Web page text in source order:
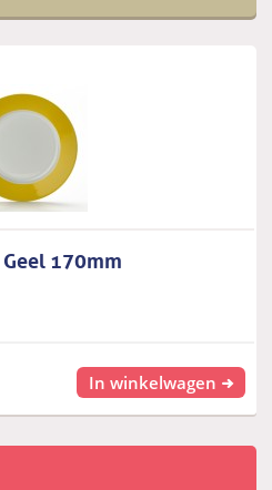
170mm
In winkelwagen